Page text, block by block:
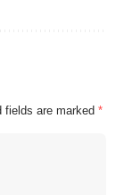
fields are marked *